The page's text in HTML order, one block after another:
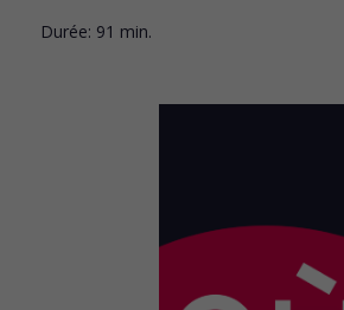
Durée: 91 min.